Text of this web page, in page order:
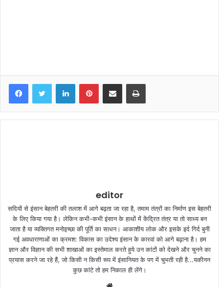
editor
सदियों से इंसान बेहतरी की तलाश में आगे बढ़ता जा रहा है, तमाम तंत्रों का निर्माण इस बेहतरी
के लिए किया गया है। लेकिन कभी-कभी इंसान के हाथों में केंद्रित तंत्र या तो साध्य बन
जाता है या व्यक्तिगत मनोइच्छा की पूर्ति का साधन। आकाशीय लोक और इसके इर्द गिर्द बुनी
गई अवधाराणाओं का क्रमश: विकास का उदेश्य इंसान के कारवां को आगे बढ़ाना है। हम
ज्ञान और विज्ञान की सभी शाखाओं का इस्तेमाल करते हुये उन कांटों को देखने और चुनने का
प्रयास करने जा रहे हैं, जो किसी न किसी रूप में इंसानियत के पग में चुभती रही है...यकीनन
कुछ कांटे तो हम निकाल ही लेंगे।